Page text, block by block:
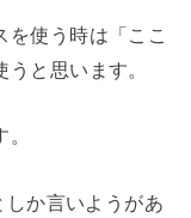
を使う時は「ここ
と思います。
しか言いようがあ